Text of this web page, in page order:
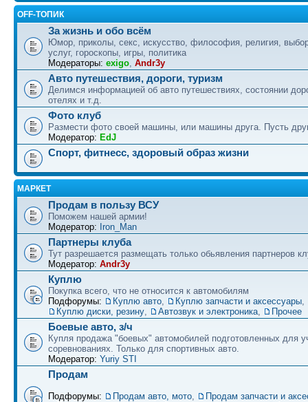
OFF-ТОПИК
За жизнь и обо всём
Юмор, приколы, секс, искусство, философия, религия,
услуг, гороскопы, игры, политика
Модераторы: exigo, Andr3y
Авто путешествия, дороги, туризм
Делимся информацией об авто путешествиях, состоянии
отелях и т.д.
Фото клуб
Размести фото своей машины, или машины друга. Пусть
Модератор: EdJ
Спорт, фитнесс, здоровый образ жизни
МАРКЕТ
Продам в пользу ВСУ
Поможем нашей армии!
Модератор: Iron_Man
Партнеры клуба
Тут разрешается размещать только обьявления партнеров
Модератор: Andr3y
Куплю
Покупка всего, что не относится к автомобилям
Подфорумы:
Куплю авто, Куплю запчасти и аксессуары,
Куплю диски, резину, Автозвук и электроника, Прочее
Боевые авто, з/ч
Купля продажа "боевых" автомобилей подготовленных для
соревнованиях. Только для спортивных авто.
Модератор: Yuriy STI
Продам
Подфорумы: Продам авто, мото,
Продам запчасти и